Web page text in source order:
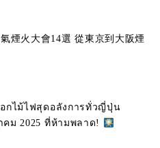
會14選 從東京到大阪煙
อกไม้ไฟสุดอลังการทั่วญี่ปุ่น
คม 2025 ที่ห้ามพลาด!